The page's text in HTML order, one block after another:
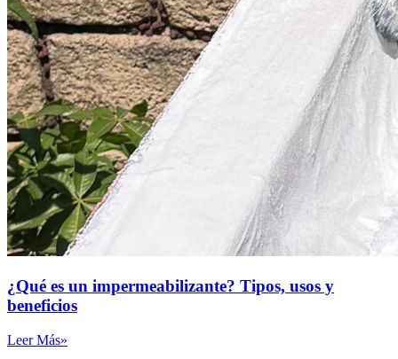
¿Qué es un impermeabilizante? Tipos, usos y
beneficios
Leer Más»